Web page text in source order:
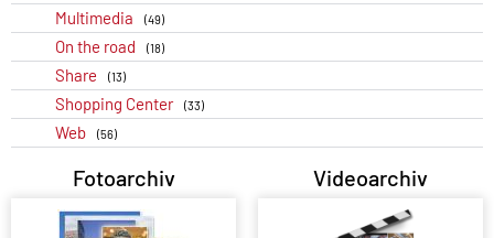
Multimedia (49)
On the road (18)
Share (13)
Shopping Center (33)
Web (56)
Fotoarchiv Videoarchiv